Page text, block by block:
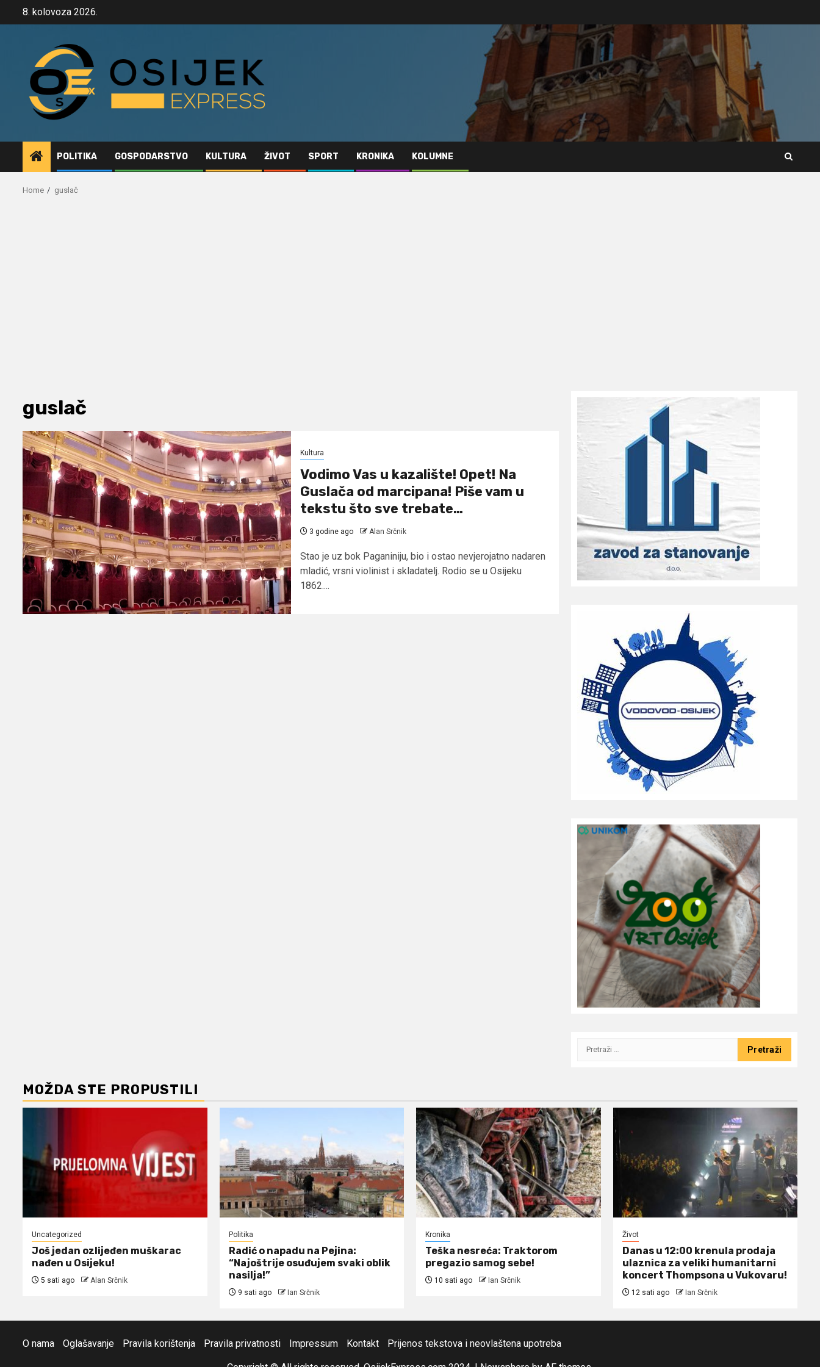
8. kolovoza 2026.
POLITIKA GOSPODARSTVO KULTURA ŽIVOT SPORT KRONIKA KOLUMNE
Home guslač
guslač
Kultura
Vodimo Vas u kazalište! Opet! Na
Guslača od marcipana! Piše vam u
tekstu što sve trebate…
3 godine ago Alan Srčnik
Stao je uz bok Paganiniju, bio i ostao nevjerojatno nadaren
mladić, vrsni violinist i skladatelj. Rodio se u Osijeku
1862....
Pretraži:
MOŽDA STE PROPUSTILI
Uncategorized
Još jedan ozlijeđen muškarac
nađen u Osijeku!
5 sati ago Alan Srčnik
Politika
Radić o napadu na Pejina:
“Najoštrije osuđujem svaki oblik
nasilja!”
9 sati ago Ian Srčnik
Kronika
Teška nesreća: Traktorom
pregazio samog sebe!
10 sati ago Ian Srčnik
Život
Danas u 12:00 krenula prodaja
ulaznica za veliki humanitarni
koncert Thompsona u Vukovaru!
12 sati ago Ian Srčnik
O nama Oglašavanje Pravila korištenja Pravila privatnosti Impressum Kontakt Prijenos tekstova i neovlaštena upotreba